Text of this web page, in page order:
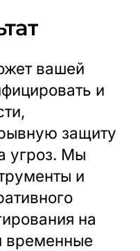
вашей
и
защиту
угроз. Мы
и
на
временные